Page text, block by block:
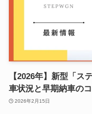
【2026年】新型「ス
車状況と早期納車の
2026年2月15日